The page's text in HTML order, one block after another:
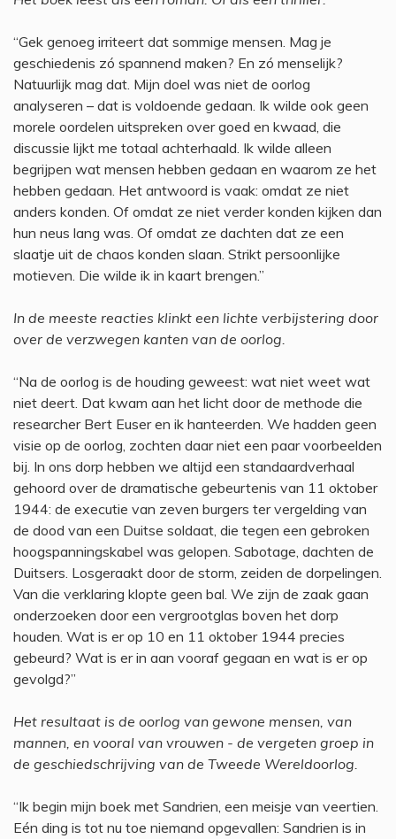
“Gek genoeg irriteert dat sommige mensen. Mag je
geschiedenis zó spannend maken? En zó menselijk?
Natuurlijk mag dat. Mijn doel was niet de oorlog
analyseren – dat is voldoende gedaan. Ik wilde ook geen
morele oordelen uitspreken over goed en kwaad, die
discussie lijkt me totaal achterhaald. Ik wilde alleen
begrijpen wat mensen hebben gedaan en waarom ze het
hebben gedaan. Het antwoord is vaak: omdat ze niet
anders konden. Of omdat ze niet verder konden kijken dan
hun neus lang was. Of omdat ze dachten dat ze een
slaatje uit de chaos konden slaan. Strikt persoonlijke
motieven. Die wilde ik in kaart brengen.”
In de meeste reacties klinkt een lichte verbijstering door
over de verzwegen kanten van de oorlog.
“Na de oorlog is de houding geweest: wat niet weet wat
niet deert. Dat kwam aan het licht door de methode die
researcher Bert Euser en ik hanteerden. We hadden geen
visie op de oorlog, zochten daar niet een paar voorbeelden
bij. In ons dorp hebben we altijd een standaardverhaal
gehoord over de dramatische gebeurtenis van 11 oktober
1944: de executie van zeven burgers ter vergelding van
de dood van een Duitse soldaat, die tegen een gebroken
hoogspanningskabel was gelopen. Sabotage, dachten de
Duitsers. Losgeraakt door de storm, zeiden de dorpelingen.
Van die verklaring klopte geen bal. We zijn de zaak gaan
onderzoeken door een vergrootglas boven het dorp
houden. Wat is er op 10 en 11 oktober 1944 precies
gebeurd? Wat is er in aan vooraf gegaan en wat is er op
gevolgd?”
Het resultaat is de oorlog van gewone mensen, van
mannen, en vooral van vrouwen - de vergeten groep in
de geschiedschrijving van de Tweede Wereldoorlog.
“Ik begin mijn boek met Sandrien, een meisje van veertien.
Eén ding is tot nu toe niemand opgevallen: Sandrien is in